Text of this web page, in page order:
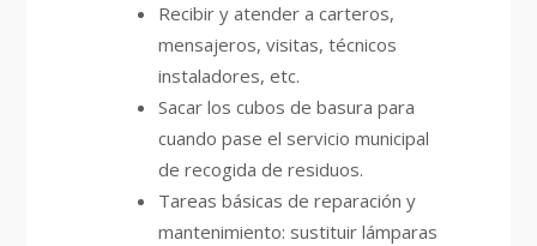
Recibir y atender a carteros,
mensajeros, visitas, técnicos
instaladores, etc.
Sacar los cubos de basura para
cuando pase el servicio municipal
de recogida de residuos.
Tareas básicas de reparación y
mantenimiento: sustituir lámparas